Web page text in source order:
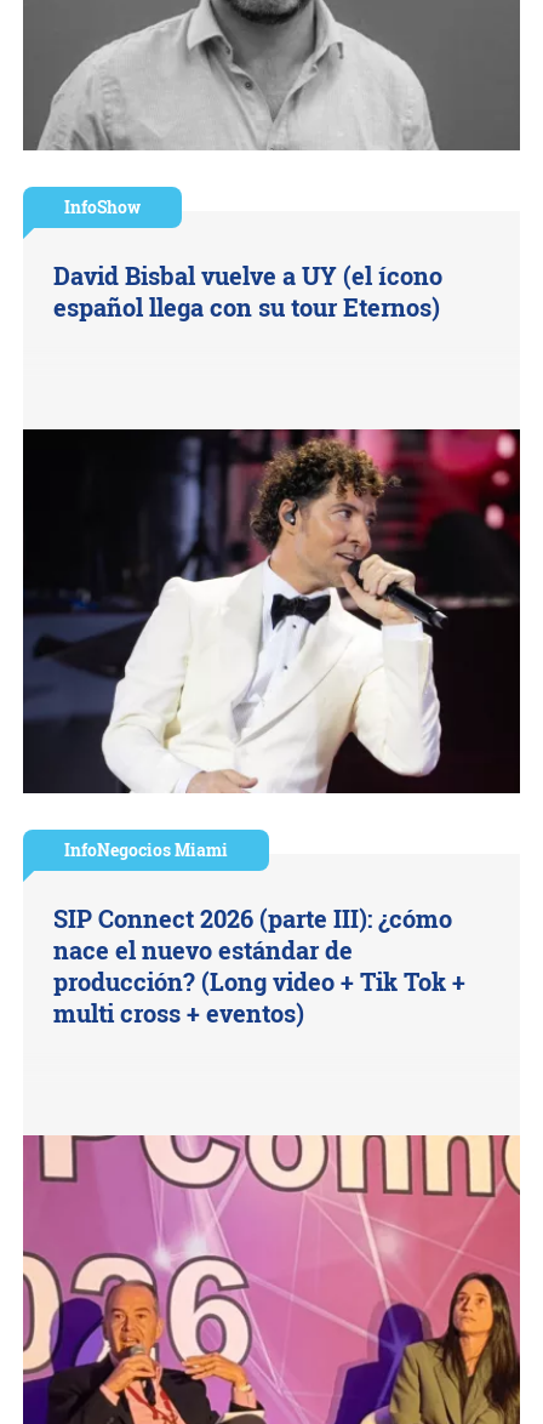
InfoShow
David Bisbal vuelve a UY (el ícono
español llega con su tour Eternos)
InfoNegocios Miami
SIP Connect 2026 (parte III): ¿cómo
nace el nuevo estándar de
producción? (Long video + Tik Tok +
multi cross + eventos)